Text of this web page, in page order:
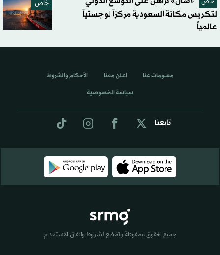
خاص خاص
لتكريس مكانة السعودية مركزاً لوجستياً
عالمياً
تابعنا
معلومات عنا اعلن معنا الأحكام والشروط
سياسة الخصوصية
جميع الحقوق محفوظة وتخضع لشروط واتفاق الاستخدام